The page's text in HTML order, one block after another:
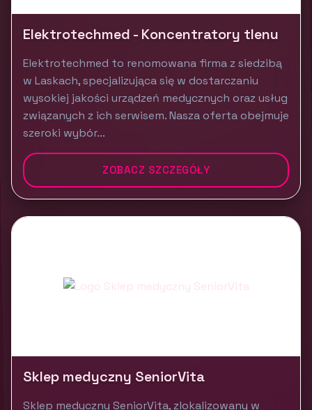
Elektrotechmed - Koncentratory tlenu
Elektrotechmed to renomowana firma z siedzibą
w Laskach, specjalizująca się w dostarczaniu
wysokiej jakości urządzeń medycznych oraz usług
związanych z ich serwisem. Nasza oferta obejmuje
szeroki wybór...
ZOBACZ SZCZEGÓŁY
Sklep medyczny SeniorVita
Sklep medyczny SeniorVita, zlokalizowany w